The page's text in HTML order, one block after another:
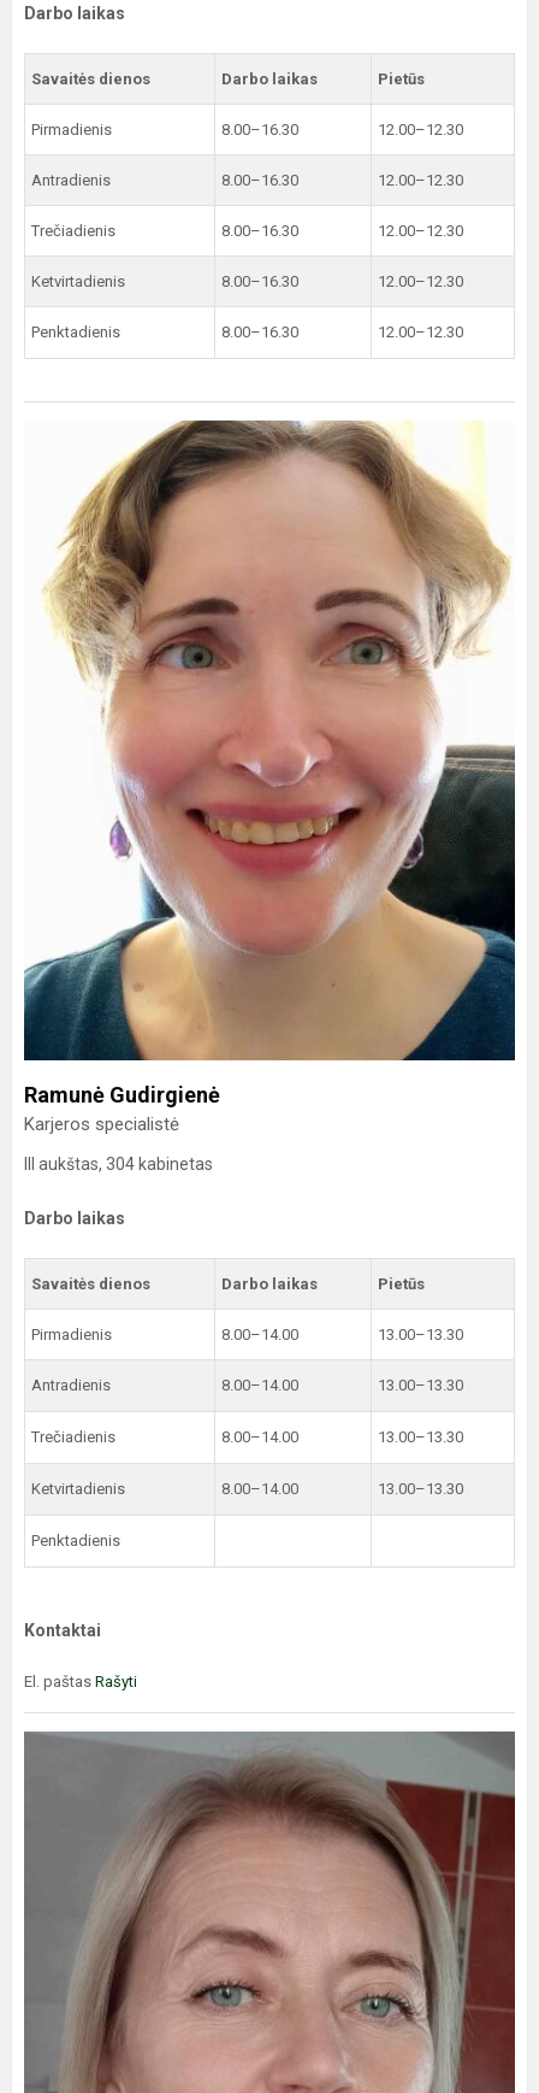
Darbo laikas
Savaitės dienos Darbo laikas Pietūs
Pirmadienis 8.00–16.30 12.00–12.30
Antradienis 8.00–16.30 12.00–12.30
Trečiadienis 8.00–16.30 12.00–12.30
Ketvirtadienis 8.00–16.30 12.00–12.30
Penktadienis 8.00–16.30 12.00–12.30
Ramunė Gudirgienė
Karjeros specialistė
III aukštas, 304 kabinetas
Darbo laikas
Savaitės dienos Darbo laikas Pietūs
Pirmadienis 8.00–14.00 13.00–13.30
Antradienis 8.00–14.00 13.00–13.30
Trečiadienis 8.00–14.00 13.00–13.30
Ketvirtadienis 8.00–14.00 13.00–13.30
Penktadienis
Kontaktai
El. paštas Rašyti